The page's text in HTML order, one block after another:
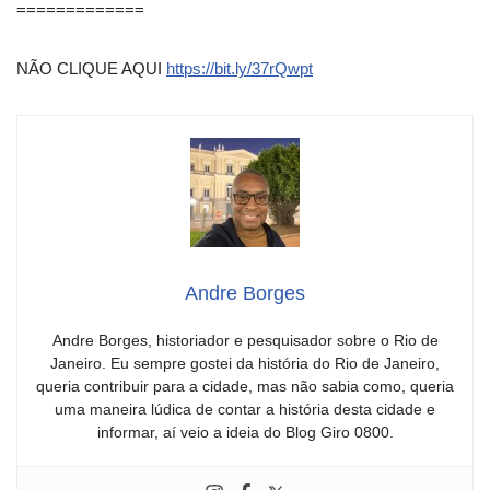
=============
NÃO CLIQUE AQUI https://bit.ly/37rQwpt
Andre Borges
Andre Borges, historiador e pesquisador sobre o Rio de
Janeiro. Eu sempre gostei da história do Rio de Janeiro,
queria contribuir para a cidade, mas não sabia como, queria
uma maneira lúdica de contar a história desta cidade e
informar, aí veio a ideia do Blog Giro 0800.